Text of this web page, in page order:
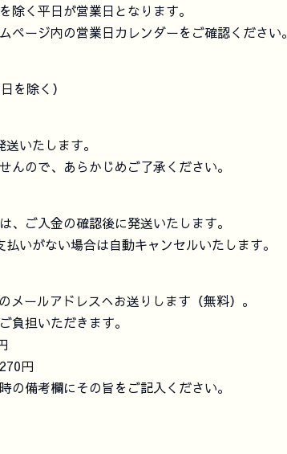
除く平日が営業日となります。
ージ内の営業日カレンダーをご確認ください。
を除く）
いたします。
ので、あらかじめご了承ください。
、ご入金の確認後に発送いたします。
いがない場合は自動キャンセルいたします。
メールアドレスへお送りします（無料）。
負担いただきます。
円
備考欄にその旨をご記入ください。